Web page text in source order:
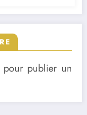
pour publier un